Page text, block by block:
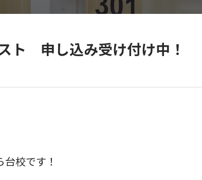
ト 申し込み受け付け中！
校です！